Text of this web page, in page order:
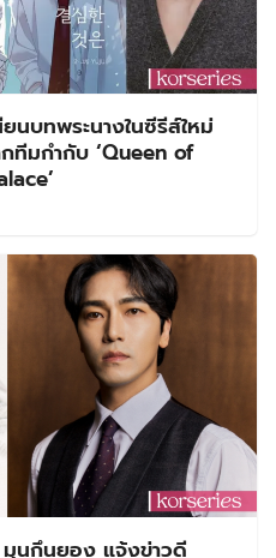
นบทพระนางในซีรีส์ใหม่
ทีมกำกับ ‘Queen of
มุนกึนยอง แจ้งข่าวดี